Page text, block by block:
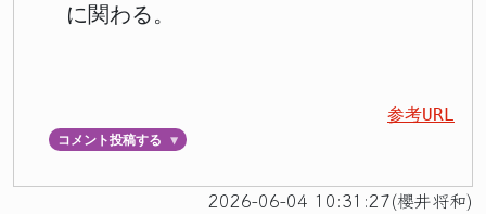
に関わる。
参考URL
コメント投稿する ▼
2026-06-04 10:31:27(櫻井将和)